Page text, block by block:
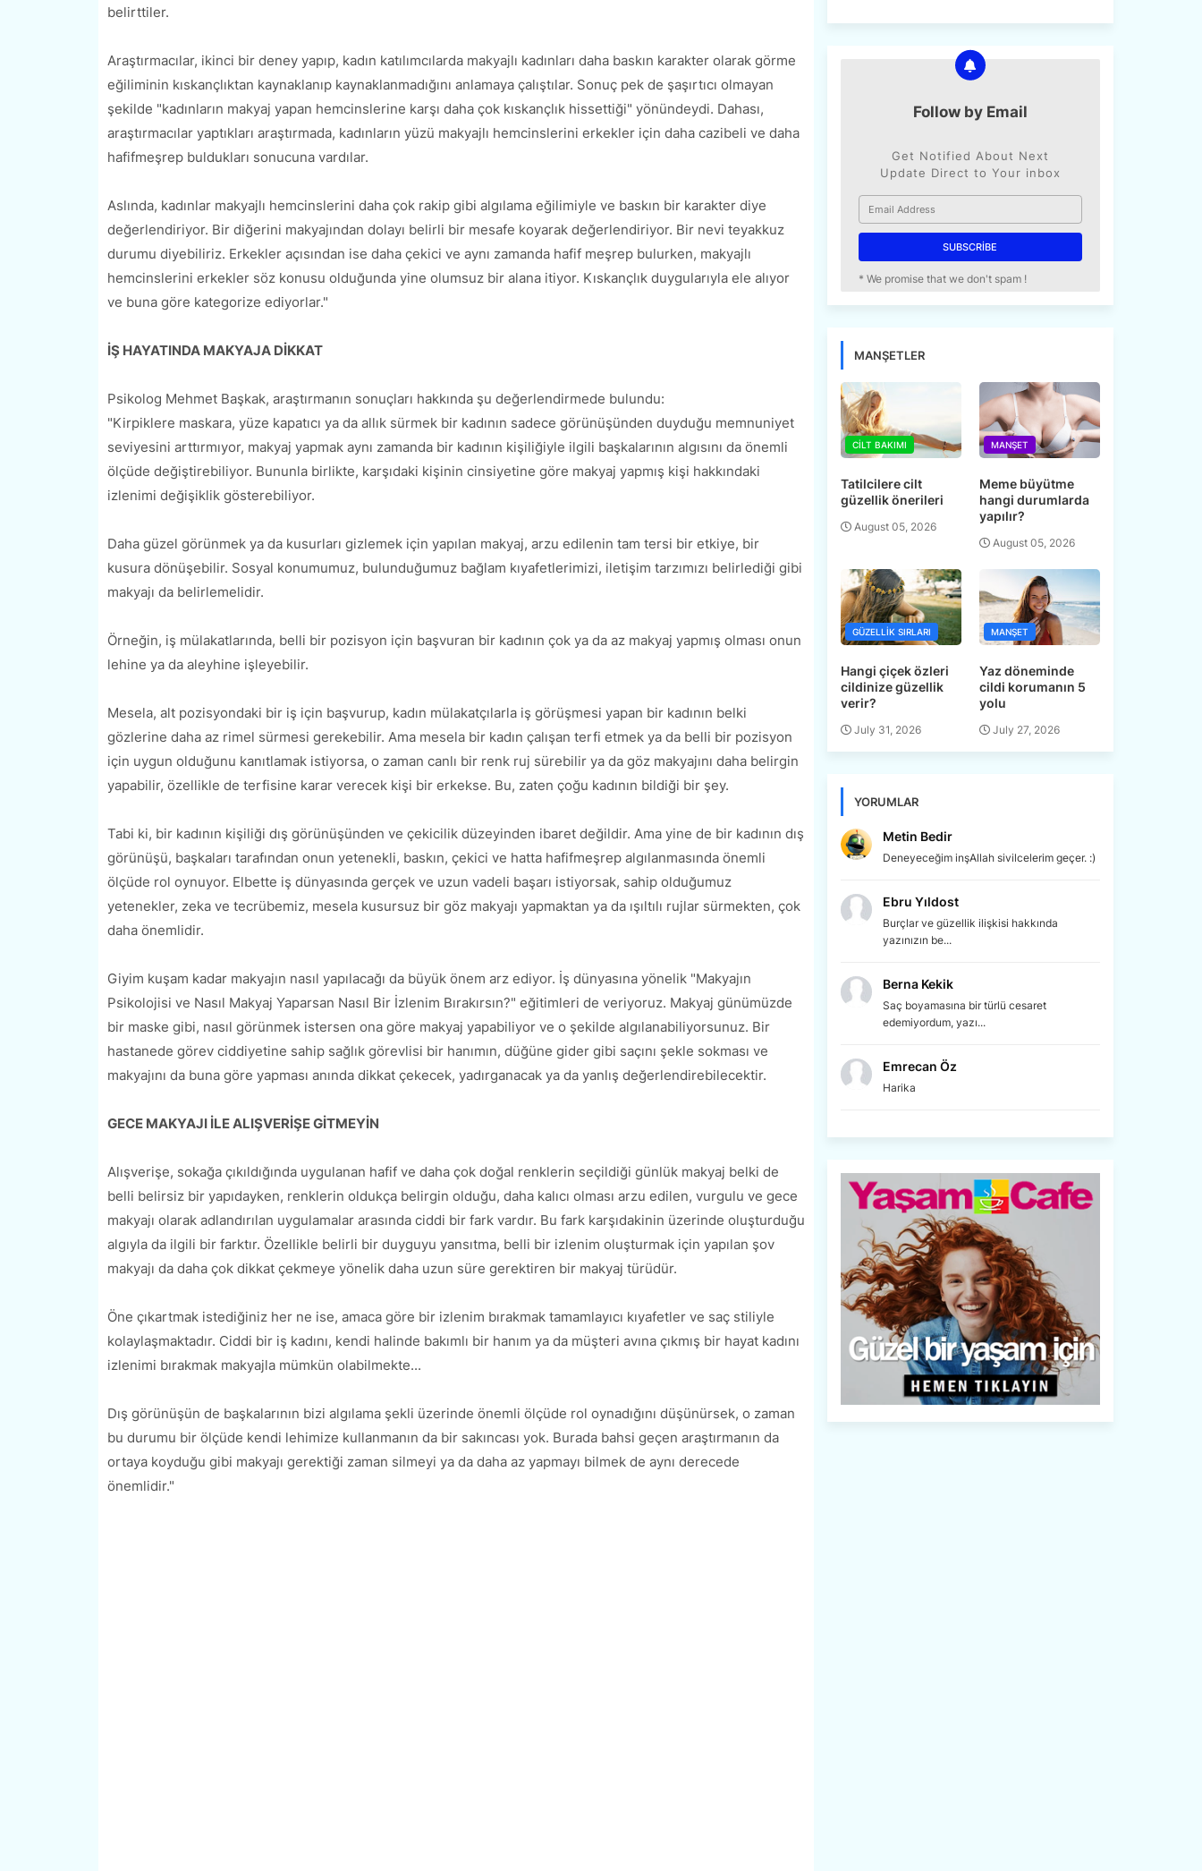
belirttiler.
Araştırmacılar, ikinci bir deney yapıp, kadın katılımcılarda makyajlı kadınları daha baskın karakter olarak görme
eğiliminin kıskançlıktan kaynaklanıp kaynaklanmadığını anlamaya çalıştılar. Sonuç pek de şaşırtıcı olmayan
şekilde "kadınların makyaj yapan hemcinslerine karşı daha çok kıskançlık hissettiği" yönündeydi. Dahası,
araştırmacılar yaptıkları araştırmada, kadınların yüzü makyajlı hemcinslerini erkekler için daha cazibeli ve daha
hafifmeşrep buldukları sonucuna vardılar.
Aslında, kadınlar makyajlı hemcinslerini daha çok rakip gibi algılama eğilimiyle ve baskın bir karakter diye
değerlendiriyor. Bir diğerini makyajından dolayı belirli bir mesafe koyarak değerlendiriyor. Bir nevi teyakkuz
durumu diyebiliriz. Erkekler açısından ise daha çekici ve aynı zamanda hafif meşrep bulurken, makyajlı
hemcinslerini erkekler söz konusu olduğunda yine olumsuz bir alana itiyor. Kıskançlık duygularıyla ele alıyor
ve buna göre kategorize ediyorlar."
İŞ HAYATINDA MAKYAJA DİKKAT
Psikolog Mehmet Başkak, araştırmanın sonuçları hakkında şu değerlendirmede bulundu:
"Kirpiklere maskara, yüze kapatıcı ya da allık sürmek bir kadının sadece görünüşünden duyduğu memnuniyet
seviyesini arttırmıyor, makyaj yapmak aynı zamanda bir kadının kişiliğiyle ilgili başkalarının algısını da önemli
ölçüde değiştirebiliyor. Bununla birlikte, karşıdaki kişinin cinsiyetine göre makyaj yapmış kişi hakkındaki
izlenimi değişiklik gösterebiliyor.
Daha güzel görünmek ya da kusurları gizlemek için yapılan makyaj, arzu edilenin tam tersi bir etkiye, bir
kusura dönüşebilir. Sosyal konumumuz, bulunduğumuz bağlam kıyafetlerimizi, iletişim tarzımızı belirlediği gibi
makyajı da belirlemelidir.
Örneğin, iş mülakatlarında, belli bir pozisyon için başvuran bir kadının çok ya da az makyaj yapmış olması onun
lehine ya da aleyhine işleyebilir.
Mesela, alt pozisyondaki bir iş için başvurup, kadın mülakatçılarla iş görüşmesi yapan bir kadının belki
gözlerine daha az rimel sürmesi gerekebilir. Ama mesela bir kadın çalışan terfi etmek ya da belli bir pozisyon
için uygun olduğunu kanıtlamak istiyorsa, o zaman canlı bir renk ruj sürebilir ya da göz makyajını daha belirgin
yapabilir, özellikle de terfisine karar verecek kişi bir erkekse. Bu, zaten çoğu kadının bildiği bir şey.
Tabi ki, bir kadının kişiliği dış görünüşünden ve çekicilik düzeyinden ibaret değildir. Ama yine de bir kadının dış
görünüşü, başkaları tarafından onun yetenekli, baskın, çekici ve hatta hafifmeşrep algılanmasında önemli
ölçüde rol oynuyor. Elbette iş dünyasında gerçek ve uzun vadeli başarı istiyorsak, sahip olduğumuz
yetenekler, zeka ve tecrübemiz, mesela kusursuz bir göz makyajı yapmaktan ya da ışıltılı rujlar sürmekten, çok
daha önemlidir.
Giyim kuşam kadar makyajın nasıl yapılacağı da büyük önem arz ediyor. İş dünyasına yönelik "Makyajın
Psikolojisi ve Nasıl Makyaj Yaparsan Nasıl Bir İzlenim Bırakırsın?" eğitimleri de veriyoruz. Makyaj günümüzde
bir maske gibi, nasıl görünmek istersen ona göre makyaj yapabiliyor ve o şekilde algılanabiliyorsunuz. Bir
hastanede görev ciddiyetine sahip sağlık görevlisi bir hanımın, düğüne gider gibi saçını şekle sokması ve
makyajını da buna göre yapması anında dikkat çekecek, yadırganacak ya da yanlış değerlendirebilecektir.
GECE MAKYAJI İLE ALIŞVERİŞE GİTMEYİN
Alışverişe, sokağa çıkıldığında uygulanan hafif ve daha çok doğal renklerin seçildiği günlük makyaj belki de
belli belirsiz bir yapıdayken, renklerin oldukça belirgin olduğu, daha kalıcı olması arzu edilen, vurgulu ve gece
makyajı olarak adlandırılan uygulamalar arasında ciddi bir fark vardır. Bu fark karşıdakinin üzerinde oluşturduğu
algıyla da ilgili bir farktır. Özellikle belirli bir duyguyu yansıtma, belli bir izlenim oluşturmak için yapılan şov
makyajı da daha çok dikkat çekmeye yönelik daha uzun süre gerektiren bir makyaj türüdür.
Öne çıkartmak istediğiniz her ne ise, amaca göre bir izlenim bırakmak tamamlayıcı kıyafetler ve saç stiliyle
kolaylaşmaktadır. Ciddi bir iş kadını, kendi halinde bakımlı bir hanım ya da müşteri avına çıkmış bir hayat kadını
izlenimi bırakmak makyajla mümkün olabilmekte...
Dış görünüşün de başkalarının bizi algılama şekli üzerinde önemli ölçüde rol oynadığını düşünürsek, o zaman
bu durumu bir ölçüde kendi lehimize kullanmanın da bir sakıncası yok. Burada bahsi geçen araştırmanın da
ortaya koyduğu gibi makyajı gerektiği zaman silmeyi ya da daha az yapmayı bilmek de aynı derecede
önemlidir."
Follow by Email
Get Notified About Next
Update Direct to Your inbox
* We promise that we don't spam !
MANŞETLER
CILT BAKIMI
Tatilcilere cilt
güzellik önerileri
August 05, 2026
MANŞET
Meme büyütme
hangi durumlarda
yapılır?
August 05, 2026
GÜZELLIK SIRLARI
Hangi çiçek özleri
cildinize güzellik
verir?
July 31, 2026
MANŞET
Yaz döneminde
cildi korumanın 5
yolu
July 27, 2026
YORUMLAR
Metin Bedir
Deneyeceğim inşAllah sivilcelerim geçer. :)
Ebru Yıldost
Burçlar ve güzellik ilişkisi hakkında
yazınızın be...
Berna Kekik
Saç boyamasına bir türlü cesaret
edemiyordum, yazı...
Emrecan Öz
Harika